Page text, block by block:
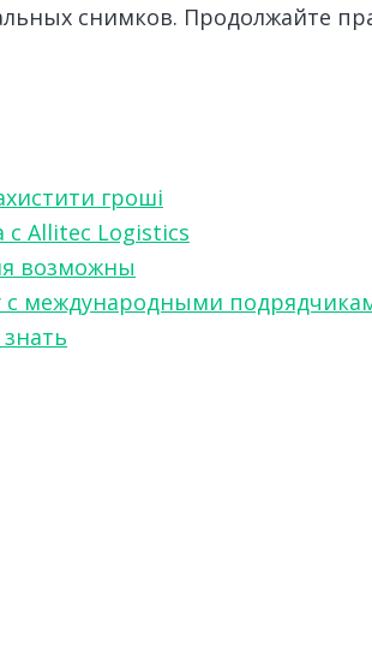
снимков. Продолжайте
гроші
с Allitec Logistics
возможны
с международными